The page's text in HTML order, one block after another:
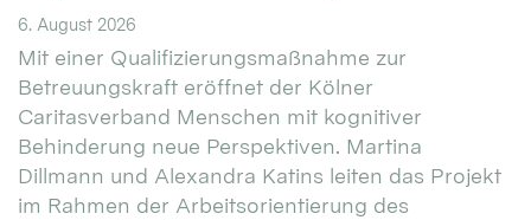
6. August 2026
Mit einer Qualifizierungsmaßnahme zur
Betreuungskraft eröffnet der Kölner
Caritasverband Menschen mit kognitiver
Behinderung neue Perspektiven. Martina
Dillmann und Alexandra Katins leiten das Projekt
im Rahmen der Arbeitsorientierung des